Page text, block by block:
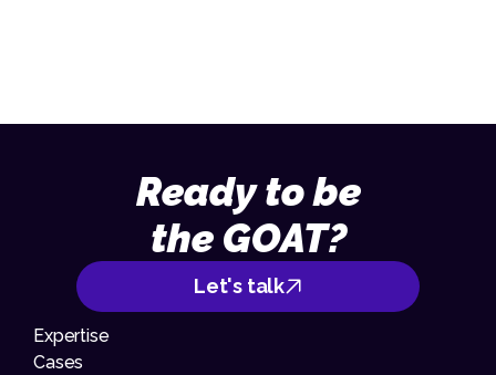
Ready to be
the GOAT?
Let's talk
Expertise
Cases